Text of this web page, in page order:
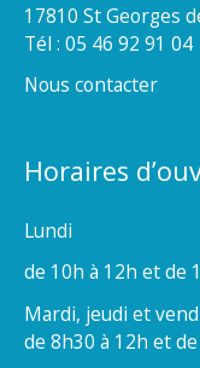
17810 St Georges
Tél : 05 46 92 91 04
Nous contacter
Horaires
Lundi
de 10h à 12h et de
Mardi, jeudi et
de 8h30 à 12h et